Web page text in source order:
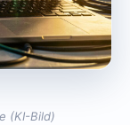
(KI-Bild)